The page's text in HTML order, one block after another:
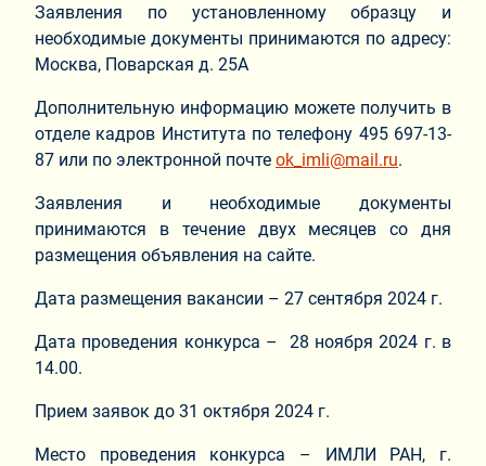
Заявления по установленному образцу и
необходимые документы принимаются по адресу:
Москва, Поварская д. 25А
Дополнительную информацию можете получить в
отделе кадров Института по телефону 495 697-13-
87 или по электронной почте ok_imli@mail.ru.
Заявления и необходимые документы
принимаются в течение двух месяцев со дня
размещения объявления на сайте.
Дата размещения вакансии – 27 сентября 2024 г.
Дата проведения конкурса – 28 ноября 2024 г. в
14.00.
Прием заявок до 31 октября 2024 г.
Место проведения конкурса – ИМЛИ РАН, г.